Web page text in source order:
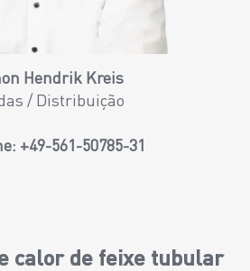
Hendrik Kreis
/ Distribuição
+49-561-50785-31
calor de feixe tubular